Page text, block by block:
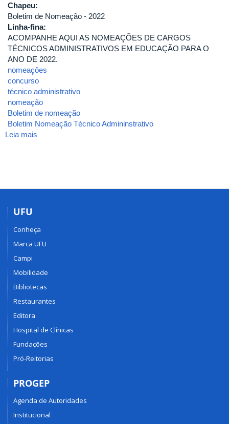
Chapeu:
Boletim de Nomeação - 2022
Linha-fina:
ACOMPANHE AQUI AS NOMEAÇÕES DE CARGOS
TÉCNICOS ADMINISTRATIVOS EM EDUCAÇÃO PARA O
ANO DE 2022.
nomeações
concurso
técnico administrativo
nomeação
Boletim de nomeação
Boletim Nomeação Técnico Admininstrativo
Leia mais
2022
UFU
Conheça
Marca UFU
Campi
Mobilidade
Bibliotecas
Restaurantes
Editora
Hospital de Clínicas
Fundações
Pró-Reitorias
PROGEP
Agenda de Autoridades
Institucional